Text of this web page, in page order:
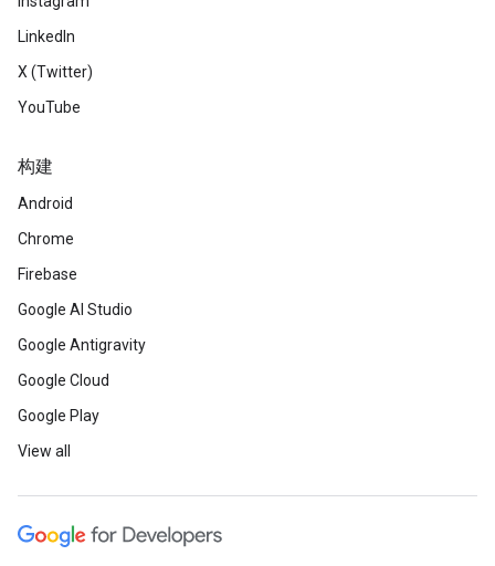
LinkedIn
X (Twitter)
YouTube
构建
Android
Chrome
Firebase
Google AI Studio
Google Antigravity
Google Cloud
Google Play
View all